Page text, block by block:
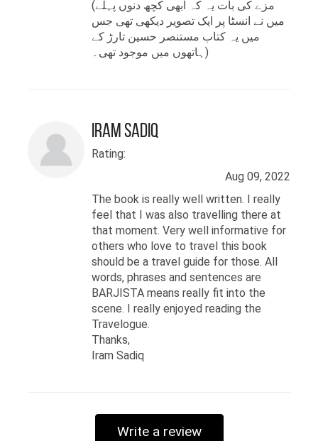
(مزے کی بات یہ کہ ابھی کچھ دنوں پہلے
میں نے انسٹا پر ایک تصویر دیکھی تھی جس
میں یہ کتاب مستنصر حسین تارڑ کے
ہاتھوں میں موجود تھی۔)
Iram Sadiq
Rating:
Aug 09, 2022
The book is really well written. I really
feel that I was also travelling there at
that moment. Very well informative for
others who love to travel this book
should be a travel guide for those. All
words, phrases and sentences are
BARJISTA means really fit into the
scene. I really enjoyed reading the
Travelogue.
Thanks,
Iram Sadiq
Write a review